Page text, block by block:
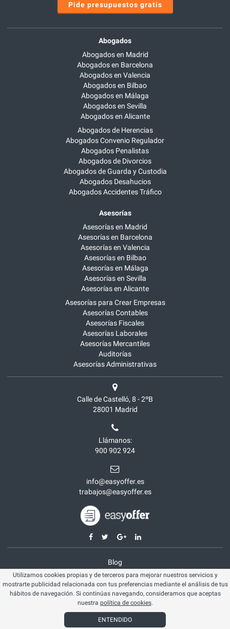
Pide presupuestos gratis
Abogados
Abogados en Madrid
Abogados en Barcelona
Abogados en Valencia
Abogados en Bilbao
Abogados en Málaga
Abogados en Sevilla
Abogados en Alicante
Abogados de Herencias
Abogados Convenio Regulador
Abogados Penalistas
Abogados de Divorcios
Abogados de Guarda y Custodia
Abogados Desahucios
Abogados Accidentes Tráfico
Asesorías
Asesorías en Madrid
Asesorías en Barcelona
Asesorías en Valencia
Asesorías en Bilbao
Asesorías en Málaga
Asesorías en Sevilla
Asesorías en Alicante
Asesorías para Crear Empresas
Asesorías Contables
Asesorías Fiscales
Asesorías Laborales
Asesorías Mercantiles
Auditorías
Asesorías Administrativas
Calle de Castelló, 8 - 2ºB
28001 Madrid
Llámanos:
900 902 924
info@easyoffer.es
trabajos@easyoffer.es
Blog
Opiniones
Aviso legal
Política cookies
© Easyoffer 2026. Todos los derechos reservados
Utilizamos cookies propias y de terceros para mejorar nuestros servicios y
mostrarte publicidad relacionada con tus preferencias mediante el análisis de tus
hábitos de navegación. Si continúas navegando, consideramos que aceptas
nuestra política de cookies.
ENTENDIDO